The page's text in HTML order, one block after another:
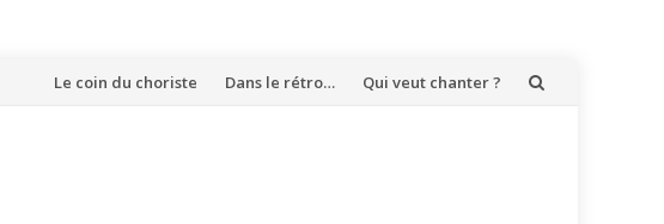
Aller
Le coin du choriste Dans le rétro… Qui veut chanter ?